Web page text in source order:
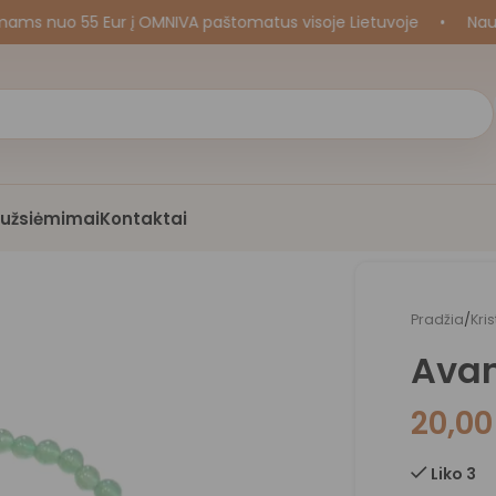
55 Eur į OMNIVA paštomatus visoje Lietuvoje •
Kontaktai
Pradžia/
Liko 3